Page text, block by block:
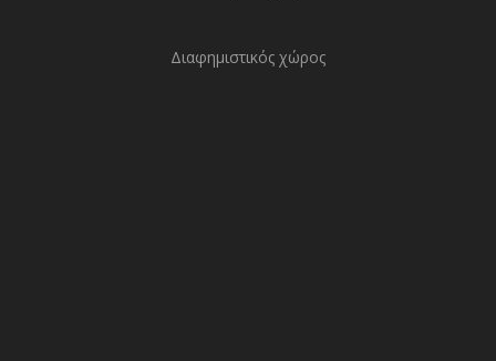
Διαφημιστικός χώρος